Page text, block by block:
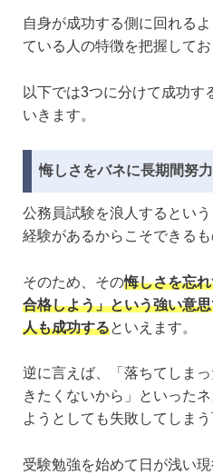
自身が成功する側に回れる
ている人の特徴を把握してお
以下では3つに分けて成功す
いきます。
悔しさをバネに長期間努
公務員試験を浪人するとい
経験があるからこそできるも
そのため、その悔しさを忘
合格しよう」という強い意
人も成功するといえます。
逆に言えば、「落ちてしま
きたくないから」といった
ようとしても失敗してしまう
受験勉強を始めて日が浅い